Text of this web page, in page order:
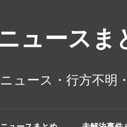
ュース
ニュース・行方不明